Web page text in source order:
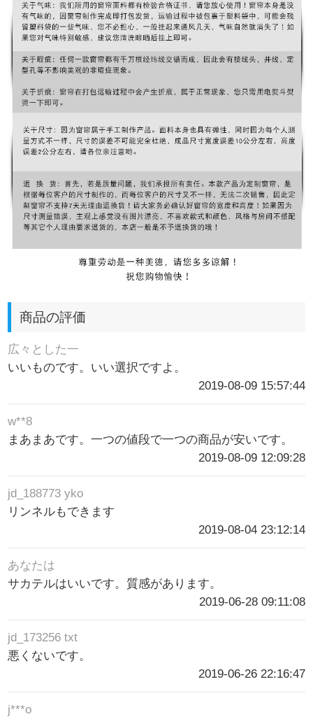
商品の評価
広々とした一
いいものです。いい選択ですよ。
2019-08-09 15:57:44
w**8
まあまあです。一つの値段で一つの商品が安いです。
2019-08-09 12:09:28
jd_188773 yko
リンネルもできます
2019-08-04 23:12:14
あなたは
サカテルはいいです。質感があります。
2019-06-28 09:11:08
jd_173256 txt
悪くないです。
2019-06-26 22:16:47
j***o